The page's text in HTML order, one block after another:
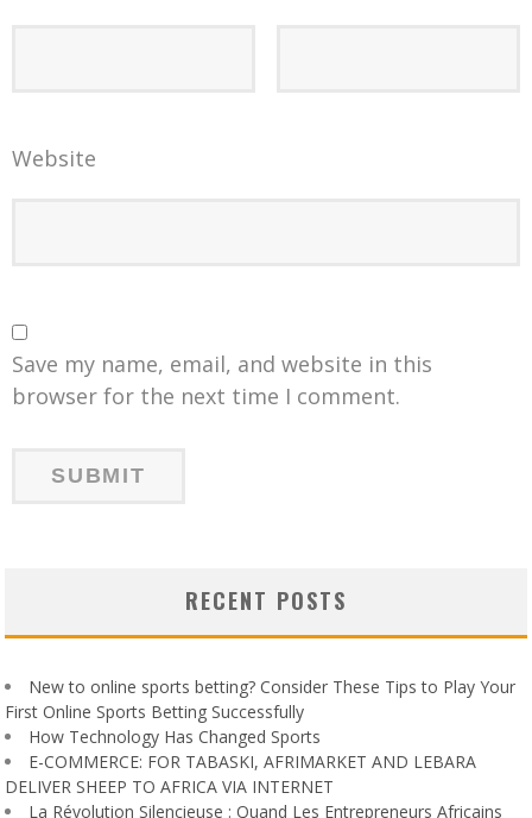
Website
Save my name, email, and website in this
browser for the next time I comment.
RECENT POSTS
New to online sports betting? Consider These Tips to Play Your
First Online Sports Betting Successfully
How Technology Has Changed Sports
E-COMMERCE: FOR TABASKI, AFRIMARKET AND LEBARA
DELIVER SHEEP TO AFRICA VIA INTERNET
La Révolution Silencieuse : Quand Les Entrepreneurs Africains